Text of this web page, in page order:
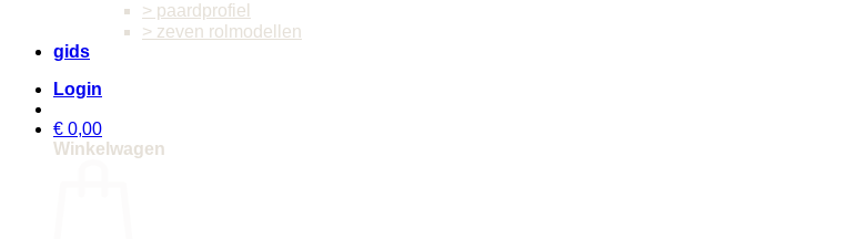
> paardprofiel
> zeven rolmodellen
gids
Login
€ 0,00
Winkelwagen